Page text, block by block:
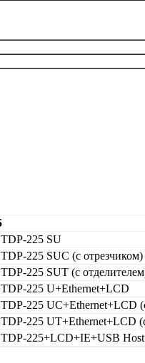
225 SU
225 SUC (с отрезчиком)
225 SUT (с
225 U+Ethernet+LCD
225 UC+Ethernet+LCD
225 UT+Ethernet+LCD
225+LCD+IE+USB Host